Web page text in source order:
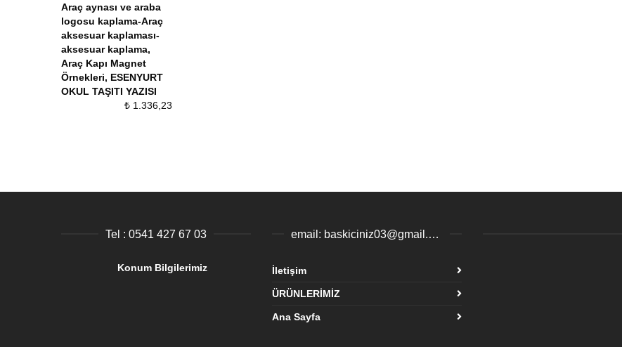
Araç aynası ve araba
logosu kaplama-Araç
aksesuar kaplaması-
aksesuar kaplama,
Araç Kapı Magnet
Örnekleri, ESENYURT
OKUL TAŞITI YAZISI
₺1.336,23
Tel : 0541 427 67 03
Konum Bilgilerimiz
email: baskiciniz03@gmail.com / esenyurtbaski@gmail.com
İletişim
ÜRÜNLERİMİZ
Ana Sayfa